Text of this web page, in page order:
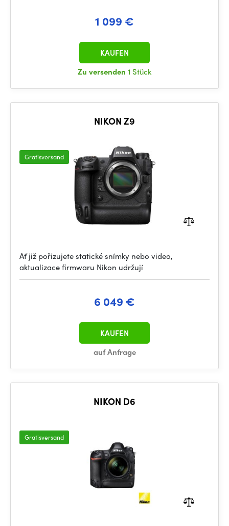
1 099 €
Zu versenden 1 Stück
KAUFEN
NIKON Z9
Gratisversand
Ať již pořizujete statické snímky nebo video,
aktualizace firmwaru Nikon udržují
6 049 €
auf Anfrage
KAUFEN
NIKON D6
Gratisversand